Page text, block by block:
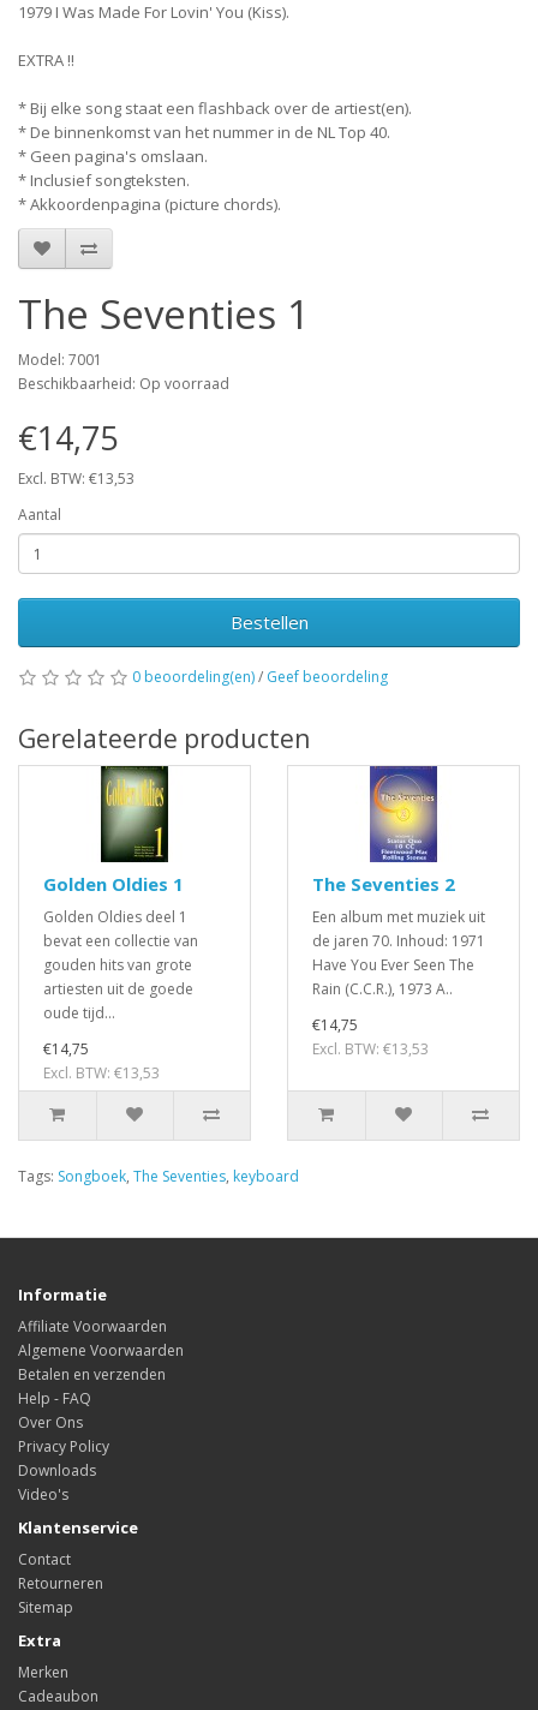
1979 I Was Made For Lovin' You (Kiss).
EXTRA !!
* Bij elke song staat een flashback over de artiest(en).
* De binnenkomst van het nummer in de NL Top 40.
* Geen pagina's omslaan.
* Inclusief songteksten.
* Akkoordenpagina (picture chords).
The Seventies 1
Model: 7001
Beschikbaarheid: Op voorraad
€14,75
Excl. BTW: €13,53
Aantal
Bestellen
0 beoordeling(en)/ Geef beoordeling
Gerelateerde producten
Golden Oldies 1
Golden Oldies deel 1
bevat een collectie van
gouden hits van grote
artiesten uit de goede
oude tijd...
€14,75
Excl. BTW: €13,53
The Seventies 2
Een album met muziek uit
de jaren 70. Inhoud: 1971
Have You Ever Seen The
Rain (C.C.R.), 1973 A..
€14,75
Excl. BTW: €13,53
Tags: Songboek, The Seventies, keyboard
Informatie
Affiliate Voorwaarden
Algemene Voorwaarden
Betalen en verzenden
Help - FAQ
Over Ons
Privacy Policy
Downloads
Video's
Klantenservice
Contact
Retourneren
Sitemap
Extra
Merken
Cadeaubon